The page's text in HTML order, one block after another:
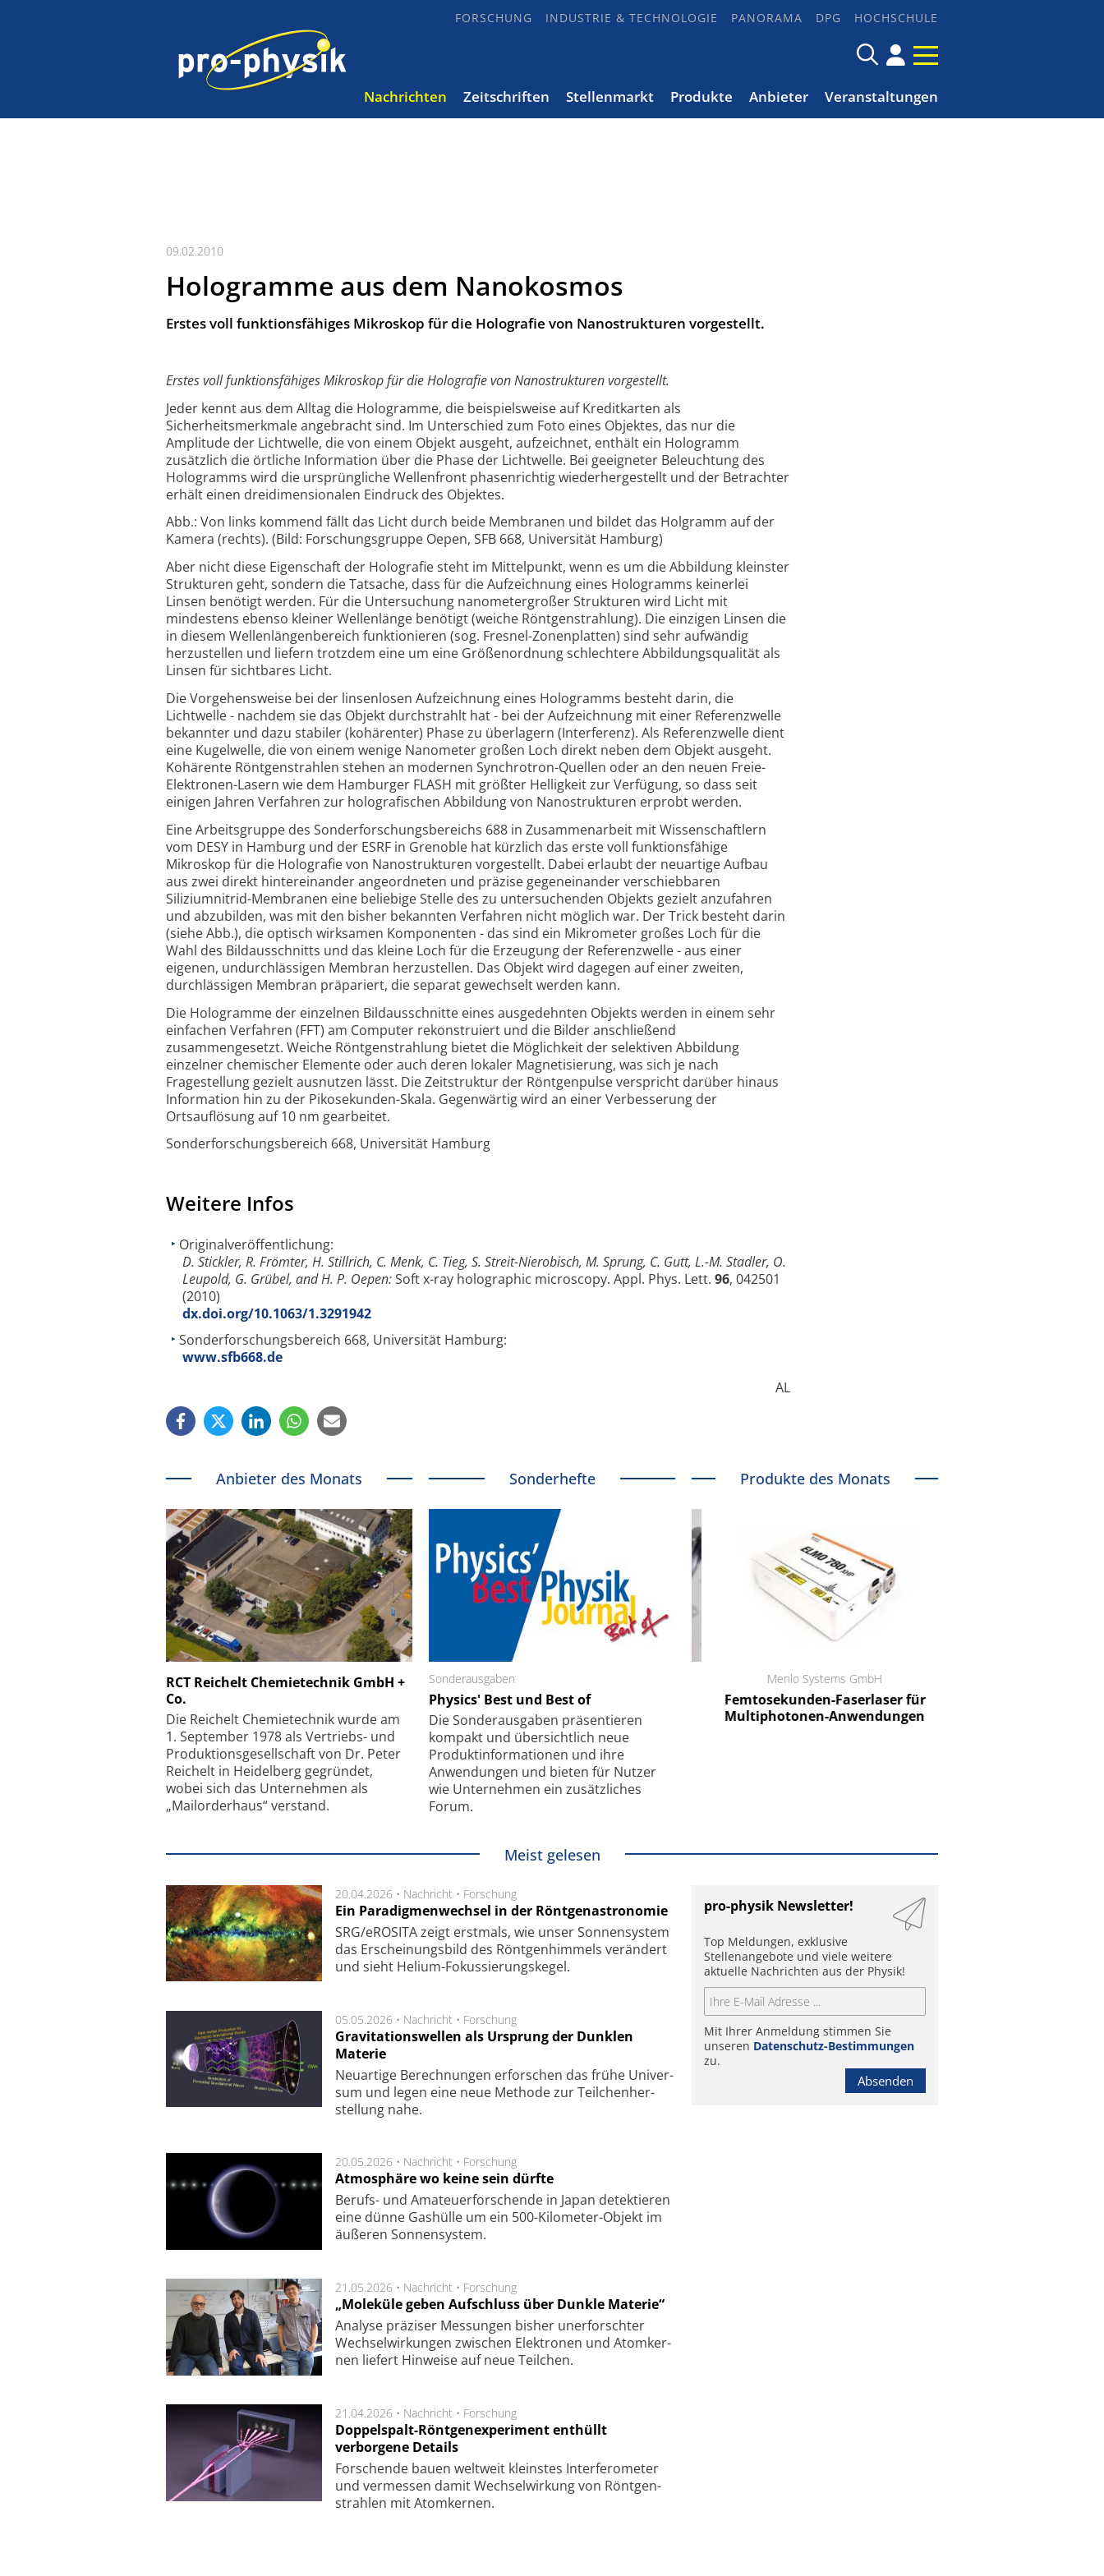
FORSCHUNG INDUSTRIE & TECHNOLOGIE PANORAMA DPG HOCHSCHULE
Nachrichten Zeitschriften Stellenmarkt Produkte Anbieter Veranstaltungen
09.02.2010
Hologramme aus dem Nanokosmos
Erstes voll funktionsfähiges Mikroskop für die Holografie von Nanostrukturen vorgestellt.
Erstes voll funktionsfähiges Mikroskop für die Holografie von Nanostrukturen vorgestellt.
Jeder kennt aus dem Alltag die Hologramme, die beispielsweise auf Kreditkarten als
Sicherheitsmerkmale angebracht sind. Im Unterschied zum Foto eines Objektes, das nur die
Amplitude der Lichtwelle, die von einem Objekt ausgeht, aufzeichnet, enthält ein Hologramm
zusätzlich die örtliche Information über die Phase der Lichtwelle. Bei geeigneter Beleuchtung des
Hologramms wird die ursprüngliche Wellenfront phasenrichtig wiederhergestellt und der Betrachter
erhält einen dreidimensionalen Eindruck des Objektes.
Abb.: Von links kommend fällt das Licht durch beide Membranen und bildet das Holgramm auf der
Kamera (rechts). (Bild: Forschungsgruppe Oepen, SFB 668, Universität Hamburg)
Aber nicht diese Eigenschaft der Holografie steht im Mittelpunkt, wenn es um die Abbildung kleinster
Strukturen geht, sondern die Tatsache, dass für die Aufzeichnung eines Hologramms keinerlei
Linsen benötigt werden. Für die Untersuchung nanometergroßer Strukturen wird Licht mit
mindestens ebenso kleiner Wellenlänge benötigt (weiche Röntgenstrahlung). Die einzigen Linsen die
in diesem Wellenlängenbereich funktionieren (sog. Fresnel-Zonenplatten) sind sehr aufwändig
herzustellen und liefern trotzdem eine um eine Größenordnung schlechtere Abbildungsqualität als
Linsen für sichtbares Licht.
Die Vorgehensweise bei der linsenlosen Aufzeichnung eines Hologramms besteht darin, die
Lichtwelle - nachdem sie das Objekt durchstrahlt hat - bei der Aufzeichnung mit einer Referenzwelle
bekannter und dazu stabiler (kohärenter) Phase zu überlagern (Interferenz). Als Referenzwelle dient
eine Kugelwelle, die von einem wenige Nanometer großen Loch direkt neben dem Objekt ausgeht.
Kohärente Röntgenstrahlen stehen an modernen Synchrotron-Quellen oder an den neuen Freie-
Elektronen-Lasern wie dem Hamburger FLASH mit größter Helligkeit zur Verfügung, so dass seit
einigen Jahren Verfahren zur holografischen Abbildung von Nanostrukturen erprobt werden.
Eine Arbeitsgruppe des Sonderforschungsbereichs 688 in Zusammenarbeit mit Wissenschaftlern
vom DESY in Hamburg und der ESRF in Grenoble hat kürzlich das erste voll funktionsfähige
Mikroskop für die Holografie von Nanostrukturen vorgestellt. Dabei erlaubt der neuartige Aufbau
aus zwei direkt hintereinander angeordneten und präzise gegeneinander verschiebbaren
Siliziumnitrid-Membranen eine beliebige Stelle des zu untersuchenden Objekts gezielt anzufahren
und abzubilden, was mit den bisher bekannten Verfahren nicht möglich war. Der Trick besteht darin
(siehe Abb.), die optisch wirksamen Komponenten - das sind ein Mikrometer großes Loch für die
Wahl des Bildausschnitts und das kleine Loch für die Erzeugung der Referenzwelle - aus einer
eigenen, undurchlässigen Membran herzustellen. Das Objekt wird dagegen auf einer zweiten,
durchlässigen Membran präpariert, die separat gewechselt werden kann.
Die Hologramme der einzelnen Bildausschnitte eines ausgedehnten Objekts werden in einem sehr
einfachen Verfahren (FFT) am Computer rekonstruiert und die Bilder anschließend
zusammengesetzt. Weiche Röntgenstrahlung bietet die Möglichkeit der selektiven Abbildung
einzelner chemischer Elemente oder auch deren lokaler Magnetisierung, was sich je nach
Fragestellung gezielt ausnutzen lässt. Die Zeitstruktur der Röntgenpulse verspricht darüber hinaus
Information hin zu der Pikosekunden-Skala. Gegenwärtig wird an einer Verbesserung der
Ortsauflösung auf 10 nm gearbeitet.
Sonderforschungsbereich 668, Universität Hamburg
Weitere Infos
Originalveröffentlichung:
D. Stickler, R. Frömter, H. Stillrich, C. Menk, C. Tieg, S. Streit-Nierobisch, M. Sprung, C. Gutt, L.-M. Stadler, O.
Leupold, G. Grübel, and H. P. Oepen:Soft x-ray holographic microscopy. Appl. Phys. Lett. 96, 042501
(2010)
dx.doi.org/10.1063/1.3291942
Sonderforschungsbereich 668, Universität Hamburg:
www.sfb668.de
AL
Anbieter des Monats
RCT Reichelt Chemietechnik GmbH +
Co.
Die Reichelt Chemietechnik wurde am
1. September 1978 als Vertriebs- und
Produktionsgesellschaft von Dr. Peter
Reichelt in Heidelberg gegründet,
wobei sich das Unternehmen als
„Mailorderhaus“ verstand.
Sonderhefte
Sonderausgaben
Physics' Best und Best of
Die Sonder­ausgaben präsentieren
kompakt und übersichtlich neue
Produkt­informationen und ihre
Anwendungen und bieten für Nutzer
wie Unternehmen ein zusätzliches
Forum.
Produkte des Monats
Schäfter + Kirchhoff GmbH
Feinfokussierungsmechanismus
Elektronenmikroskopie auf
kleinstem Raum
Menlo Systems GmbH
Femtosekunden-Faserlaser für
Multiphotonen-Anwendungen
Meist gelesen
20.04.2026 • Nachricht • Forschung
Ein Paradigmenwechsel in der Röntgenastronomie
SRG/eROSITA zeigt erst­mals, wie unser Son­nen­sys­tem
das Er­schei­nungs­bild des Rönt­gen­him­mels ver­än­dert
und sieht Helium-Fokus­sie­rungs­ke­gel.
05.05.2026 • Nachricht • Forschung
Gravitationswellen als Ursprung der Dunklen
Materie
Neu­artige Be­rech­nung­en er­for­schen das frü­he Uni­ver­
sum und legen eine neue Me­tho­de zur Teil­chen­her­
stel­lung nahe.
20.05.2026 • Nachricht • Forschung
Atmosphäre wo keine sein dürfte
Berufs- und Ama­teuer­for­schen­de in Japan de­tek­tie­ren
eine dün­ne Gas­hül­le um ein 500-Kilo­meter-Objekt im
äu­ße­ren Son­nen­sys­tem.
21.05.2026 • Nachricht • Forschung
„Moleküle geben Aufschluss über Dunkle Materie“
Analyse prä­zi­ser Mes­sung­en bis­her un­er­for­schter
Wech­sel­wir­kung­en zwi­schen Elek­tro­nen und Atom­ker­
nen lie­fert Hin­wei­se auf neue Teil­chen.
21.04.2026 • Nachricht • Forschung
Doppelspalt-Röntgenexperiment enthüllt
verborgene Details
For­schen­de bau­en welt­weit kleins­tes In­ter­fe­ro­me­ter
und ver­mes­sen da­mit Wech­sel­wir­kung von Rönt­gen­
strah­len mit Atom­ker­nen.
pro-physik Newsletter!
Top Meldungen, exklusive
Stellenangebote und viele weitere
aktuelle Nachrichten aus der Physik!
Mit Ihrer Anmeldung stimmen Sie
unseren Datenschutz-Bestimmungen
zu.
Absenden